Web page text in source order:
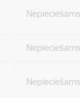
Nepieciešams
Nepieciešams
Nepieciešams